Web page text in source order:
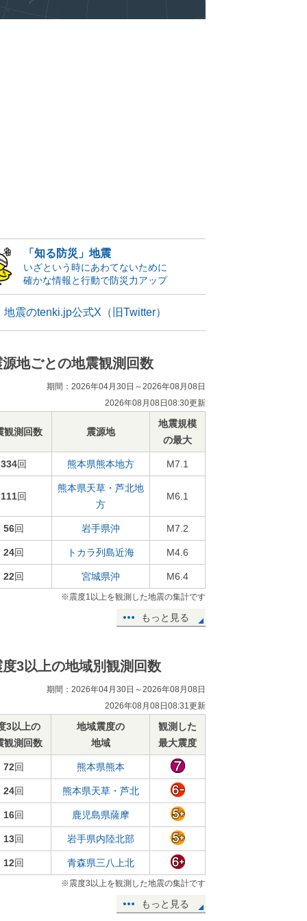
「知る防災」地震
いざという時にあわてないために
確かな情報と行動で防災力アップ
地震のtenki.jp公式X（旧Twitter）
源地ごとの地震観測回数
期間：2026年04月30日～2026年08月08日
2026年08月08日08:30更新
観測回数 震源地
地震規模
の最大
334回 熊本県熊本地方 M7.1
111回
熊本県天草・芦北地
方
M6.1
56回 岩手県沖 M7.2
24回 トカラ列島近海 M4.6
22回 宮城県沖 M6.4
※震度1以上を観測した地震の集計です
もっと見る
度3以上の地域別観測回数
期間：2026年04月30日～2026年08月08日
2026年08月08日08:31更新
3以上の
観測回数
地域震度の
地域
観測した
最大震度
72回 熊本県熊本
24回 熊本県天草・芦北
16回 鹿児島県薩摩
13回 岩手県内陸北部
12回 青森県三八上北
※震度3以上を観測した地震の集計です
もっと見る